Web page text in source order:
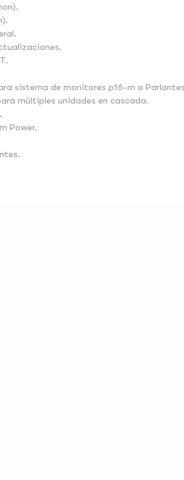
sistema de monitores p16-m o
múltiples unidades en cascada.
Power.